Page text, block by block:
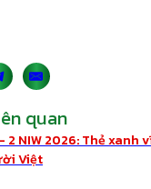
quan
2 NIW 2026: Thẻ xanh
Việt